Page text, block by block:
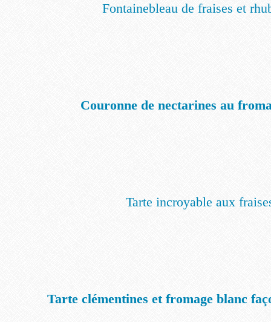
Fontainebleau de fraises et
Couronne de nectarines au
Tarte incroyable aux
Tarte clémentines et fromage blanc